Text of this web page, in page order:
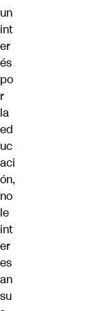
un
int
er
és
po
r
la
ed
uc
aci
ón,
no
le
int
er
es
an
su